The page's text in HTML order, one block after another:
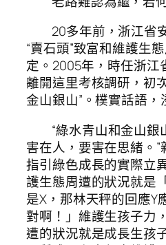
20多年前，浙江省
“賣石頭”致富和維護生
定。2005年，時任浙江
離開這里考核調研，初
金山銀山”。樸實話語，
“綠水青山和金山
害在人，要害在思緒。
指引綠色成長的實際立
護生態周遭的狀況就是
是X，那林天秤的回應Y
對啊！」維護生孩子力，
遭的狀況就是成長生孩